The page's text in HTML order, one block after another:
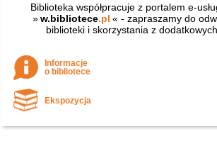
Biblioteka współpracuje z portalem e-
» w.bibliotece.pl « - zapraszamy do
biblioteki i skorzystania z
Informacje
o bibliotece
Ekspozycja